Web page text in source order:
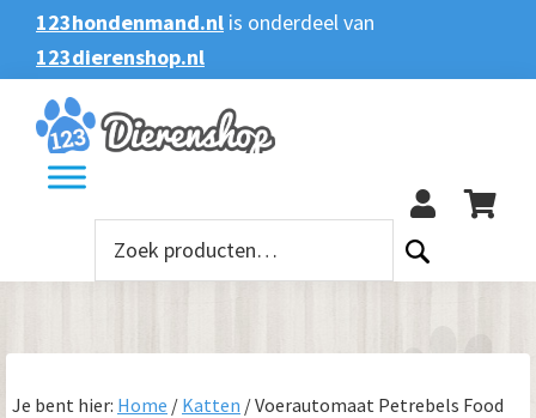
Spring
naar
de
hoofdnavigatie
Door
naar
de
hoofd
inhoud
Spring
naar
de
voettekst
123hondenmand.nl is onderdeel van
123dierenshop.nl
Zoeken
Zoeken
naar:
Je bent hier: Home / Katten /Voerautomaat Petrebels Food